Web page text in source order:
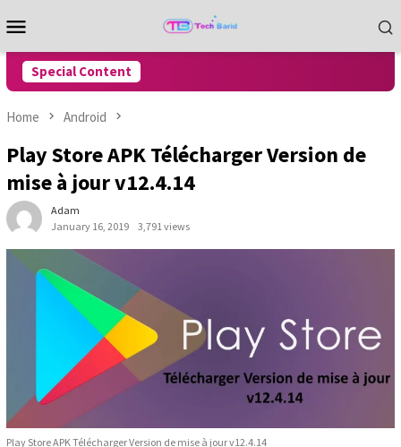
to
Menu
Special Content
Home Android
Play Store APK Télécharger Version de
mise à jour v12.4.14
Adam
January 16, 2019
3,791 views
Play Store APK Télécharger Version de mise à jour v12.4.14